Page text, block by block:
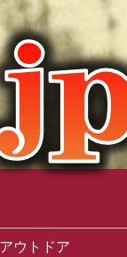
アウトドア